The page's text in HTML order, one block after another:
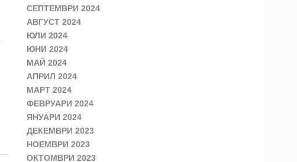
СЕПТЕМВРИ 2024
АВГУСТ 2024
ЮЛИ 2024
ЮНИ 2024
МАЙ 2024
АПРИЛ 2024
МАРТ 2024
ФЕВРУАРИ 2024
ЯНУАРИ 2024
ДЕКЕМВРИ 2023
НОЕМВРИ 2023
ОКТОМВРИ 2023